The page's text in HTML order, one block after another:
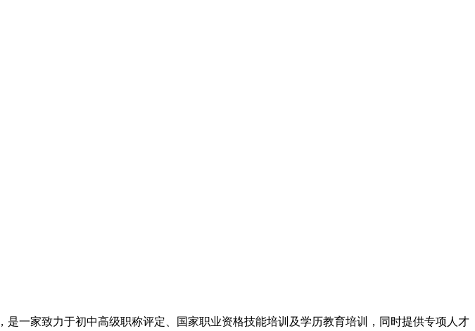
一家致力于初中高级职称评定、国家职业资格技能培训及学历教育培训，同时提供专项人才